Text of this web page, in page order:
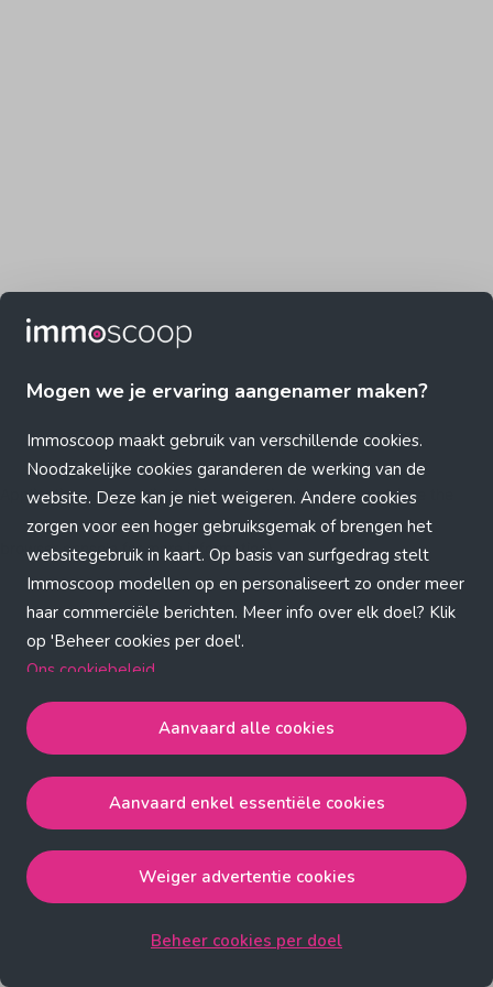
Mogen we je ervaring aangenamer maken?
Immoscoop maakt gebruik van verschillende cookies.
Noodzakelijke cookies garanderen de werking van de
website. Deze kan je niet weigeren. Andere cookies
zorgen voor een hoger gebruiksgemak of brengen het
websitegebruik in kaart. Op basis van surfgedrag stelt
Immoscoop modellen op en personaliseert zo onder meer
haar commerciële berichten. Meer info over elk doel? Klik
op 'Beheer cookies per doel'.
Ons cookiebeleid
Aanvaard alle cookiesgaat akkoord met de strict
noodzakelijke, analytische, functionele en advertentie
cookies.
de strict noodzakelijke cookies.
Weiger advertentie cookiesgaat akkoord met de strict
Aanvaard alle cookies
Aanvaard enkel essentiële cookies
Weiger advertentie cookies
Beheer cookies per doel
Application error: a client-side exception has occurred (see the
browser console for more information)